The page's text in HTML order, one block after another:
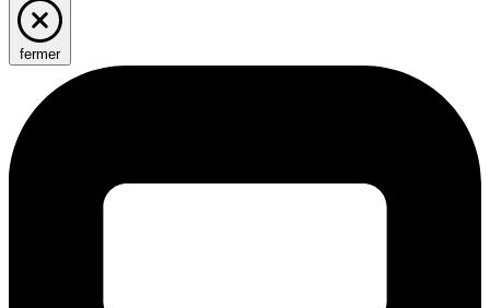
fermer